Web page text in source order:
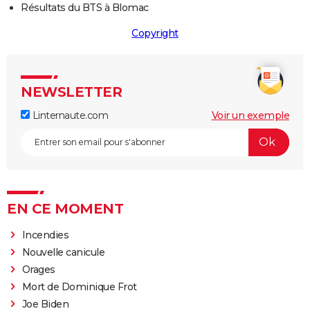
Résultats du BTS à Blomac
Copyright
NEWSLETTER
Linternaute.com Voir un exemple
EN CE MOMENT
Incendies
Nouvelle canicule
Orages
Mort de Dominique Frot
Joe Biden